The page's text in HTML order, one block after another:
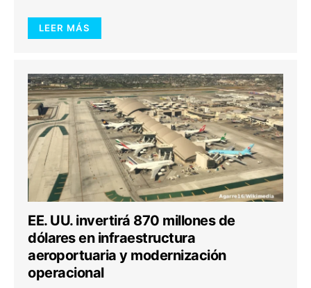
LEER MÁS
EE. UU. invertirá 870 millones de
dólares en infraestructura
aeroportuaria y modernización
operacional